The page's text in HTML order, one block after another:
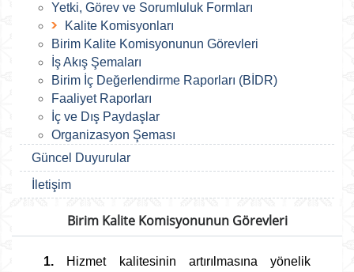
Yetki, Görev ve Sorumluluk Formları
Kalite Komisyonları
Birim Kalite Komisyonunun Görevleri
İş Akış Şemaları
Birim İç Değerlendirme Raporları (BİDR)
Faaliyet Raporları
İç ve Dış Paydaşlar
Organizasyon Şeması
Güncel Duyurular
İletişim
Birim Kalite Komisyonunun Görevleri
1.
Hizmet kalitesinin artırılmasına yönelik